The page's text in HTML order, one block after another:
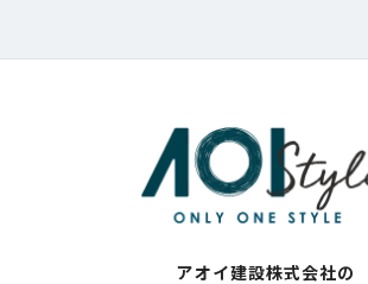
アオイ建設株式会社の